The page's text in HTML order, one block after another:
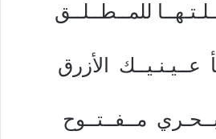
للمــطــلــق
عــيـنـيــك الأزرق
مــفــتــوح